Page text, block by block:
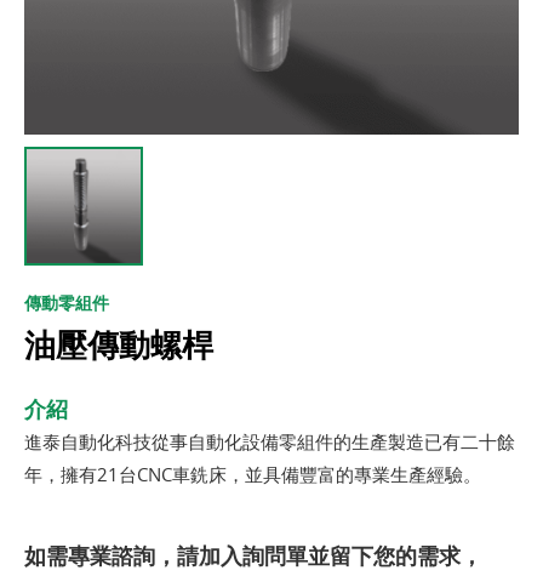
傳動零組件
油壓傳動螺桿
介紹
進泰自動化科技從事自動化設備零組件的生產製造已有二十餘
年，擁有21台CNC車銑床，並具備豐富的專業生產經驗。
如需專業諮詢，請加入詢問單並留下您的需求，